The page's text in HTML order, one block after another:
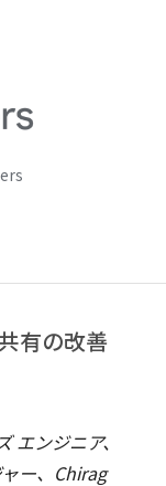
有の改善
エンジニア、
ー、Chirag